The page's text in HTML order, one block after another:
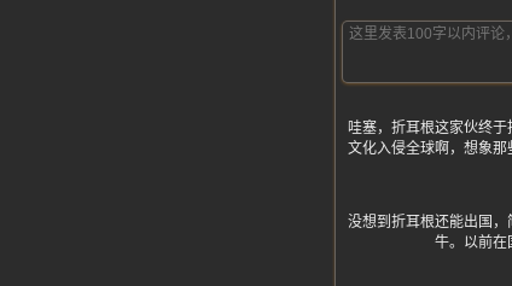
哇塞，折耳根这家伙终
文化入侵全球啊，想象
没想到折耳根还能出国
牛。以前在